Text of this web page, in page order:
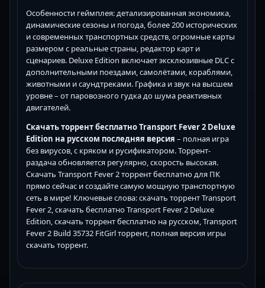
Особенности геймплея: детализированная экономика,
динамические сезоны и погода, более 200 исторических
и современных транспортных средств, огромные карты
размером с реальные страны, редактор карт и
сценариев. Deluxe Edition включает эксклюзивные DLC с
дополнительными поездами, самолётами, кораблями,
животными и саундтреками. Графика и звук на высшем
уровне – от паровозного гудка до шума реактивных
двигателей.
Скачать торрент бесплатно Transport Fever 2 Deluxe
Edition на русском последняя версия – полная игра
без вирусов, с кряком и русификатором. Торрент-
раздача обновляется регулярно, скорость высокая.
Скачать Transport Fever 2 торрент бесплатно для ПК
прямо сейчас и создайте самую мощную транспортную
сеть в мире! Ключевые слова: скачать торрент Transport
Fever 2, скачать бесплатно Transport Fever 2 Deluxe
Edition, скачать торрент бесплатно на русском, Transport
Fever 2 Build 35732 FitGirl торрент, полная версия игры
скачать торрент.